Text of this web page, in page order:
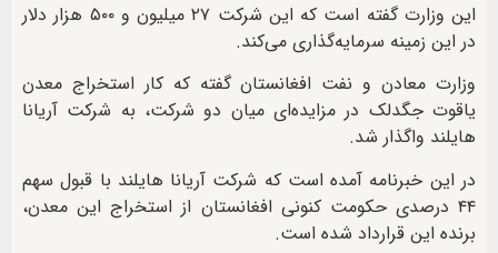
این وزارت گفته است که این شرکت ۲۷ میلیون و ۵۰۰ هزار دلار
در این زمینه سرمایه‌گذاری می‌کند.
وزارت معادن و نفت افغانستان گفته که کار استخراج معدن
یاقوت جگدلک در مزایده‌ای میان دو شرکت، به شرکت آریانا
هایلند واگذار شد.
در این خبرنامه آمده است که شرکت آریانا هایلند با قبول سهم
۴۴ درصدی حکومت کنونی افغانستان از استخراج این معدن،
برنده این قرارداد شده است.